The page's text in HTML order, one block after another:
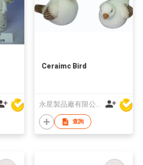
Ceraimc Bird
永星製品廠有限公司
查詢